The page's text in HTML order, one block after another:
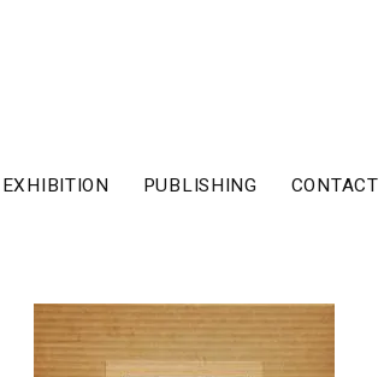
EXHIBITION PUBLISHING CONTACT